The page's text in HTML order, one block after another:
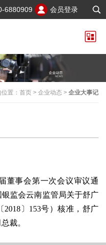
会员登录
6880909
置： 首页 > 企业动态 > 企业大事记
董事会第一次会议审议通
监会云南监管局关于舒广
〕153号）核准，舒广
裁。